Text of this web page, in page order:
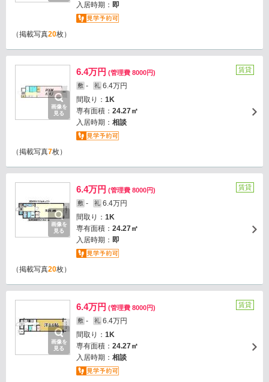
入居時期： 即
（掲載写真20枚）
画像を
見る
6.4万円 (管理費 8000円)
敷 - 礼 6.4万円
間取り： 1K
専有面積： 24.27㎡
入居時期： 相談
賃貸
（掲載写真7枚）
画像を
見る
6.4万円 (管理費 8000円)
敷 - 礼 6.4万円
間取り： 1K
専有面積： 24.27㎡
入居時期： 即
賃貸
（掲載写真20枚）
画像を
見る
6.4万円 (管理費 8000円)
敷 - 礼 6.4万円
間取り： 1K
専有面積： 24.27㎡
入居時期： 相談
賃貸